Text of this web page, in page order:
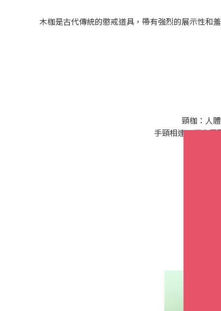
木枷是古代傳統的懲戒道具，帶有強烈的展示性和
頸枷：人
手頸相連：用金屬